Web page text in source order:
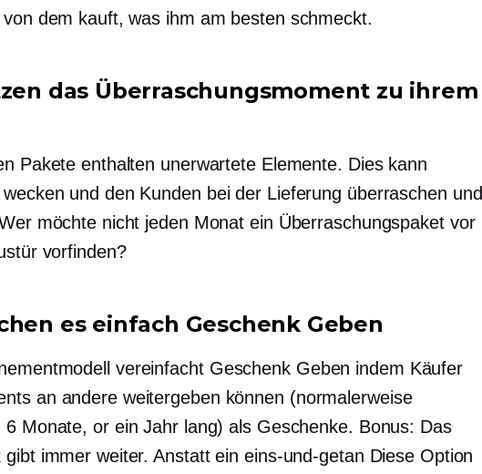
dem kauft, was ihm am besten schmeckt.
das Überraschungsmoment zu ihrem
Pakete enthalten unerwartete Elemente. Dies kann
und den Kunden bei der Lieferung überraschen und
möchte nicht jeden Monat ein Überraschungspaket vor
vorfinden?
es einfach Geschenk Geben
vereinfacht Geschenk Geben indem Käufer
an andere weitergeben können (normalerweise
6 Monate, or ein Jahr lang) als Geschenke. Bonus: Das
gibt immer weiter. Anstatt ein eins-und-getan Diese Option